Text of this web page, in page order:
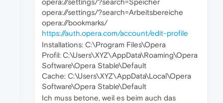
opera://settings/?search=Arbeitsbereiche
opera://bookmarks/
https://auth.opera.com/account/edit-profile
Installations: C:\Program Files\Opera
Profil: C:\Users\XYZ\AppData\Roaming\Opera
Software\Opera Stable\Default
Cache: C:\Users\XYZ\AppData\Local\Opera
Software\Opera Stable\Default
Ich muss betone, weil es beim auch das